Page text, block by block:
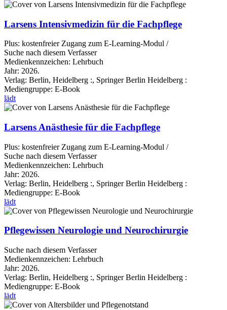
Larsens Intensivmedizin für die Fachpflege
Plus: kostenfreier Zugang zum E-Learning-Modul /
Suche nach diesem Verfasser
Medienkennzeichen: Lehrbuch
Jahr: 2026.
Verlag: Berlin, Heidelberg :, Springer Berlin Heidelberg :
Mediengruppe: E-Book
lädt
Larsens Anästhesie für die Fachpflege
Plus: kostenfreier Zugang zum E-Learning-Modul /
Suche nach diesem Verfasser
Medienkennzeichen: Lehrbuch
Jahr: 2026.
Verlag: Berlin, Heidelberg :, Springer Berlin Heidelberg :
Mediengruppe: E-Book
lädt
Pflegewissen Neurologie und Neurochirurgie
Suche nach diesem Verfasser
Medienkennzeichen: Lehrbuch
Jahr: 2026.
Verlag: Berlin, Heidelberg :, Springer Berlin Heidelberg :
Mediengruppe: E-Book
lädt